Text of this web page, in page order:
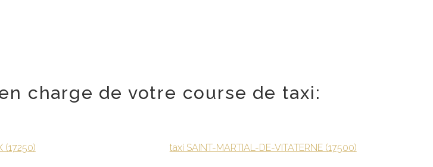
charge de votre course de taxi:
(17250) taxi SAINT-MARTIAL-DE-VITATERNE (17500)